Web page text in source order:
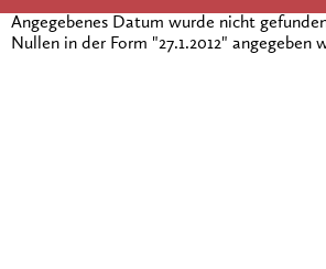
Angegebenes Datum wurde nicht
Nullen in der Form "27.1.2012" angegeben